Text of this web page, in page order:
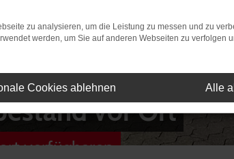
vor Ort
verfügbaren
zu analysieren, um die Leistung zu messen und zu
werden, um Sie auf anderen Webseiten zu verfolgen
Cookies ablehnen Alle